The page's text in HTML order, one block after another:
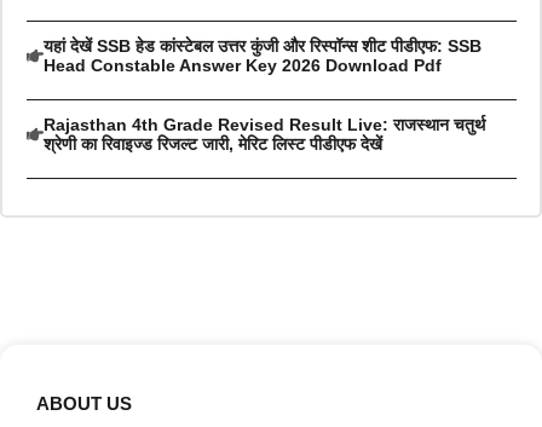
यहां देखें SSB हेड कांस्टेबल उत्तर कुंजी और रिस्पॉन्स शीट पीडीएफ: SSB
Head Constable Answer Key 2026 Download Pdf
Rajasthan 4th Grade Revised Result Live: राजस्थान चतुर्थ
श्रेणी का रिवाइज्ड रिजल्ट जारी, मेरिट लिस्ट पीडीएफ देखें
ABOUT US